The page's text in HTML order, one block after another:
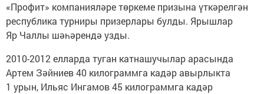
«Профит» компанияләре төркеме призына үткәрелгән
республика турниры призерлары булды. Ярышлар
Яр Чаллы шәһәрендә узды.
2010-2012 елларда туган катнашучылар арасында
Артем Зәйниев 40 килограммга кадәр авырлыкта
1 урын, Ильяс Ингамов 45 килограммга кадәр